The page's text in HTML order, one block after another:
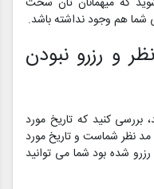
هم وجود نداشته باشد.
و رزرو نبودن
بررسی کنید که تاریخ مورد
نظر شماست و تاریخ مورد
شده بود شما می توانید